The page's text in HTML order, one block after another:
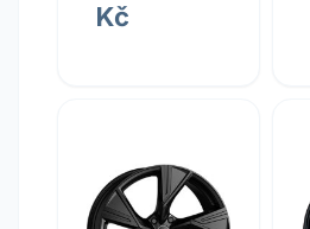
Kč